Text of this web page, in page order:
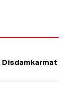
Disdamkarmat